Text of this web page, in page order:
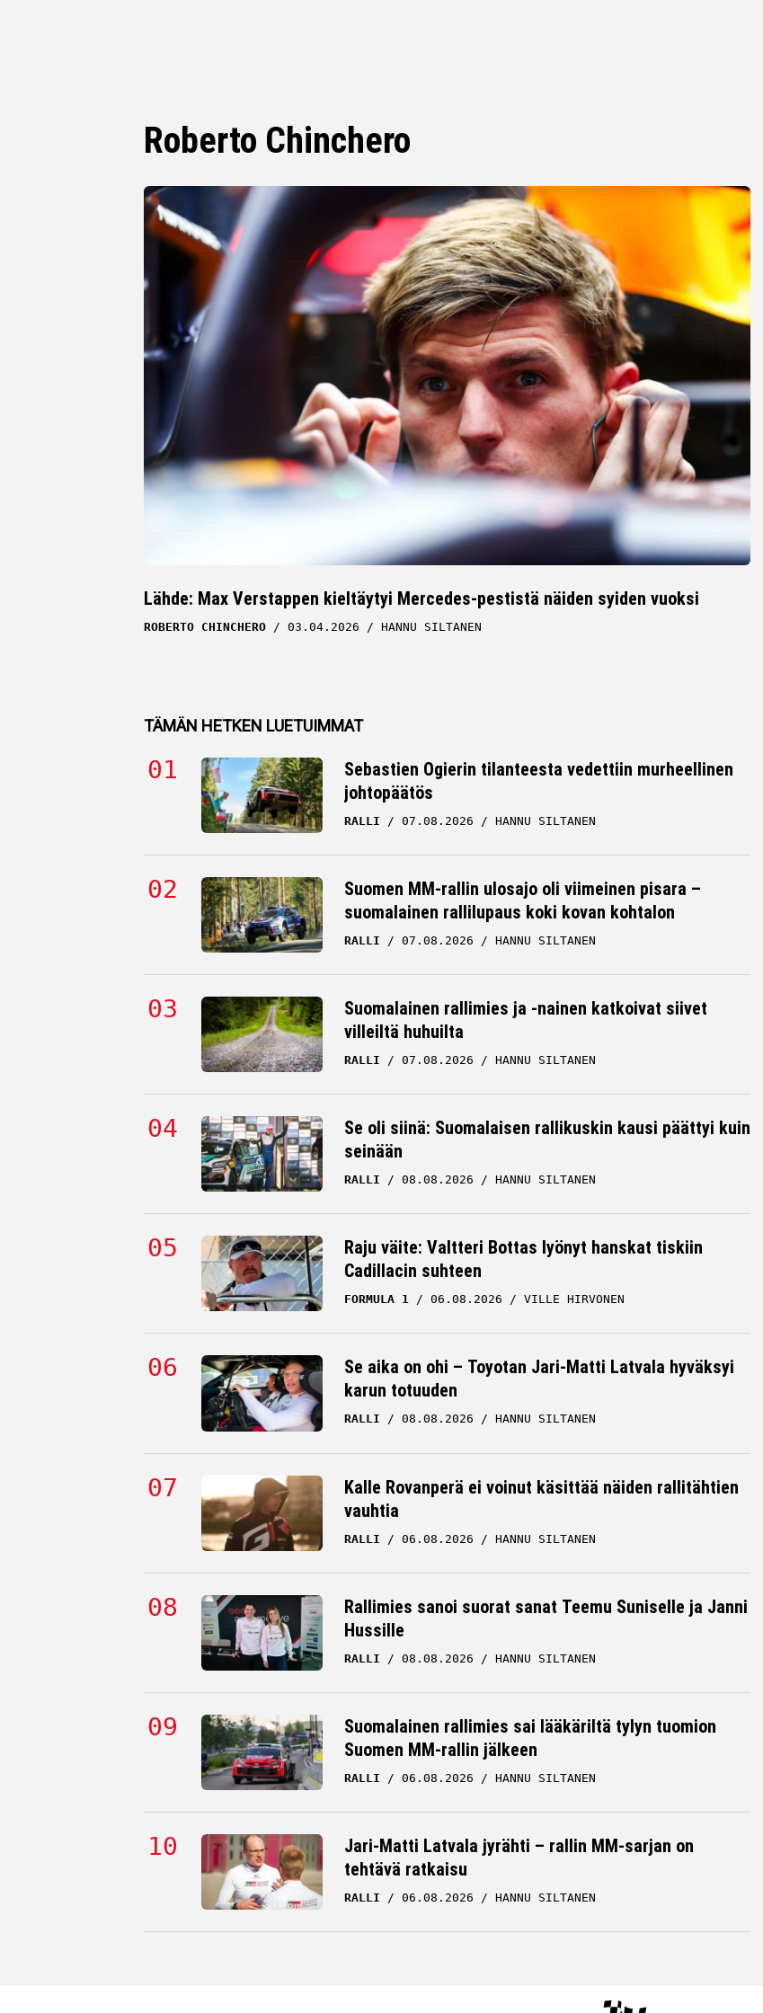
Roberto Chinchero
Lähde: Max Verstappen kieltäytyi Mercedes-pestistä näiden syiden vuoksi
ROBERTO CHINCHERO 03.04.2026 HANNU SILTANEN
TÄMÄN HETKEN LUETUIMMAT
Sebastien Ogierin tilanteesta vedettiin murheellinen
johtopäätös
RALLI 07.08.2026 HANNU SILTANEN
Suomen MM-rallin ulosajo oli viimeinen pisara –
suomalainen rallilupaus koki kovan kohtalon
RALLI 07.08.2026 HANNU SILTANEN
Suomalainen rallimies ja -nainen katkoivat siivet
villeiltä huhuilta
RALLI 07.08.2026 HANNU SILTANEN
Se oli siinä: Suomalaisen rallikuskin kausi päättyi kuin
seinään
RALLI 08.08.2026 HANNU SILTANEN
Raju väite: Valtteri Bottas lyönyt hanskat tiskiin
Cadillacin suhteen
FORMULA 1 06.08.2026 VILLE HIRVONEN
Se aika on ohi – Toyotan Jari-Matti Latvala hyväksyi
karun totuuden
RALLI 08.08.2026 HANNU SILTANEN
Kalle Rovanperä ei voinut käsittää näiden rallitähtien
vauhtia
RALLI 06.08.2026 HANNU SILTANEN
Rallimies sanoi suorat sanat Teemu Suniselle ja Janni
Hussille
RALLI 08.08.2026 HANNU SILTANEN
Suomalainen rallimies sai lääkäriltä tylyn tuomion
Suomen MM-rallin jälkeen
RALLI 06.08.2026 HANNU SILTANEN
Jari-Matti Latvala jyrähti – rallin MM-sarjan on
tehtävä ratkaisu
RALLI 06.08.2026 HANNU SILTANEN